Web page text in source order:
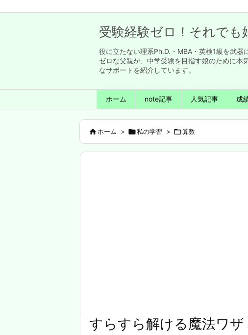
受験経験ゼロ！それでも
役に立たない理系Ph.D.・MBA・英検1級を武
ゼロな父親が、中学受験を目指す娘のために本
なサポートを紹介しています。
ホーム note記事 人気記事 成
ホーム > 私の学習 > 算数
すらすら解ける魔法ワ